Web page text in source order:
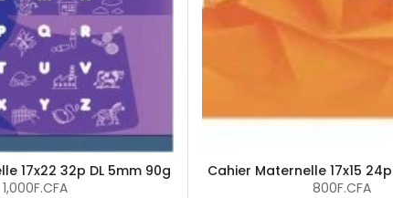
17x22 32p DL 5mm 90g
1,000F.CFA
Cahier Maternelle 17x15
800F.CFA